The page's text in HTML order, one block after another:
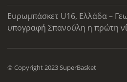
Ευρωμπάσκετ U16, Ελλάδα –
υπογραφή Σπανούλη η πρώτη
© Copyright 2023 SuperBasket